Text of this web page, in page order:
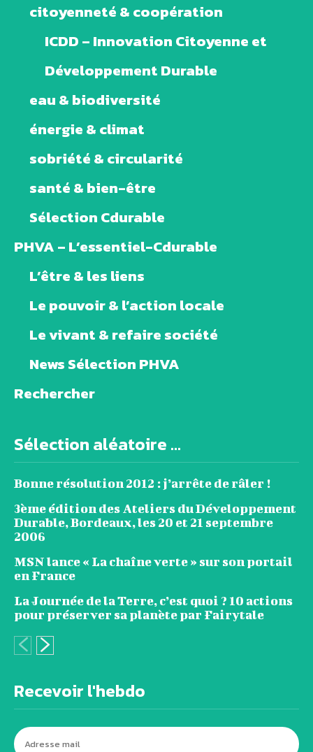
citoyenneté & coopération
ICDD – Innovation Citoyenne et
Développement Durable
eau & biodiversité
énergie & climat
sobriété & circularité
santé & bien-être
Sélection Cdurable
PHVA – L’essentiel-Cdurable
L’être & les liens
Le pouvoir & l’action locale
Le vivant & refaire société
News Sélection PHVA
Rechercher
Sélection aléatoire ...
Bonne résolution 2012 : j’arrête de râler !
3ème édition des Ateliers du Développement
Durable, Bordeaux, les 20 et 21 septembre
2006
MSN lance « La chaîne verte » sur son portail
en France
La Journée de la Terre, c’est quoi ? 10 actions
pour préserver sa planète par Fairytale
Recevoir l'hebdo